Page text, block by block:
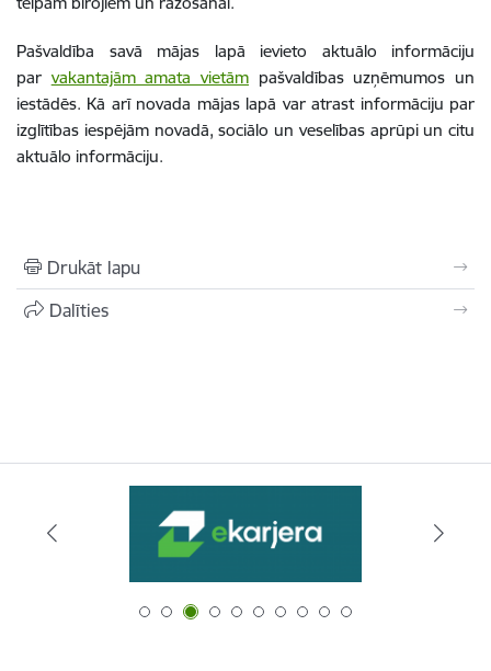
Pašvaldība savā mājas lapā ievieto aktuālo informāciju
par vakantajām amata vietām pašvaldības uzņēmumos un
iestādēs. Kā arī novada mājas lapā var atrast informāciju par
izglītības iespējām novadā, sociālo un veselības aprūpi un citu
aktuālo informāciju.
Drukāt lapu
Dalīties